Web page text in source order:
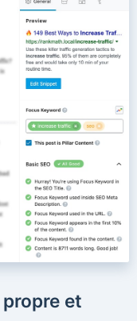
et